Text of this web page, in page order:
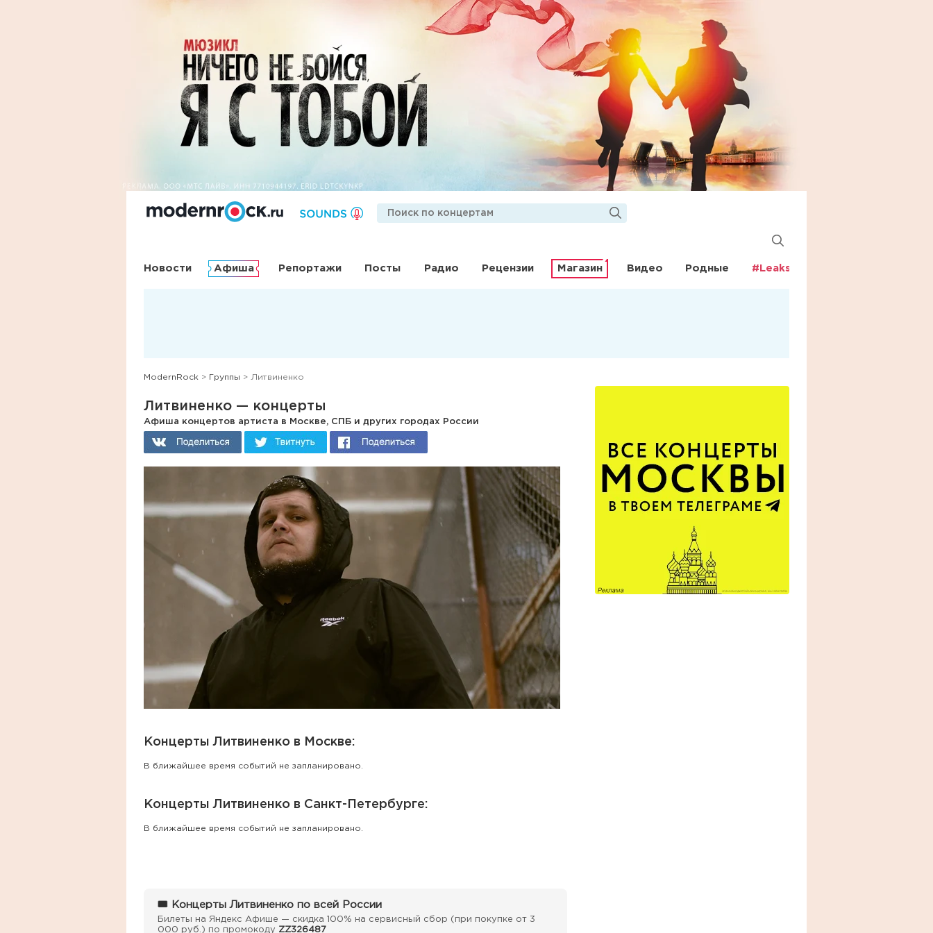
Новости Афиша Репортажи Посты Радио Рецензии Магазин Видео Родные #Leaks
ModernRock > Группы > Литвиненко
Литвиненко — концерты
Афиша концертов артиста в Москве, СПБ и других городах России
Концерты Литвиненко в Москве:
В ближайшее время событий не запланировано.
Концерты Литвиненко в Санкт-Петербурге:
В ближайшее время событий не запланировано.
🎟 Концерты Литвиненко по всей России
Билеты на Яндекс Афише — скидка 100% на сервисный сбор (при покупке от 3
000 руб.) по промокоду ZZ326487